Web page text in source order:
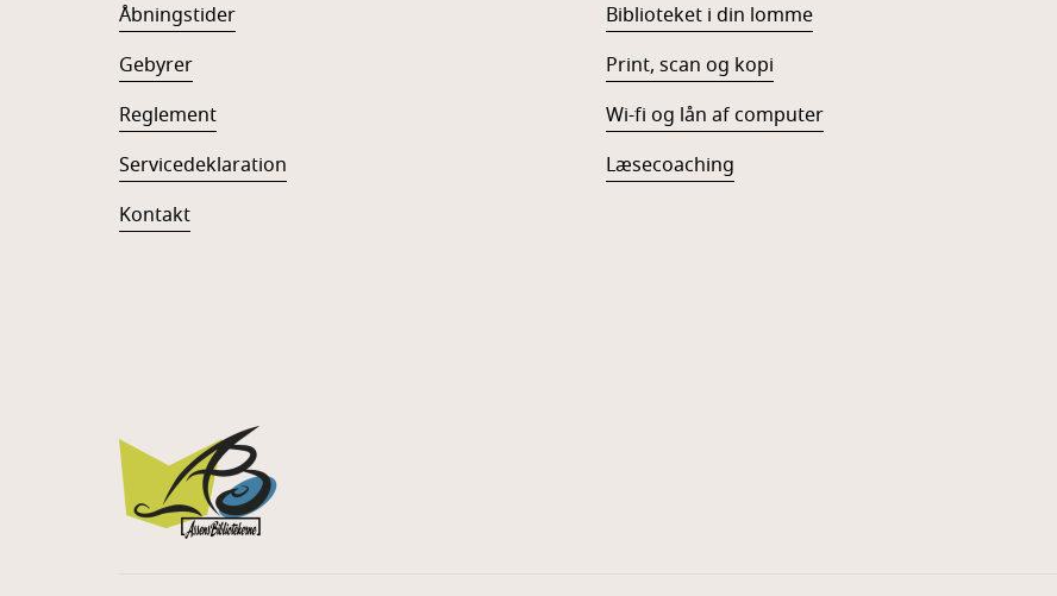
Åbningstider
Gebyrer
Reglement
Servicedeklaration
Kontakt
Biblioteket i din lomme
Print, scan og kopi
Wi-fi og lån af computer
Læsecoaching